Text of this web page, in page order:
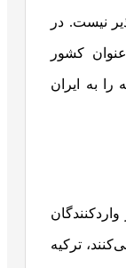
نیست. در
کشور
به ایران
ترکیه